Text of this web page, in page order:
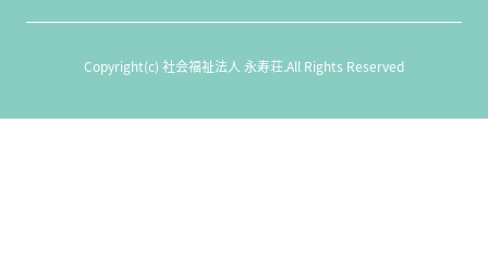
Copyright(c) 社会福祉法人 永寿荘.All Rights Reserved